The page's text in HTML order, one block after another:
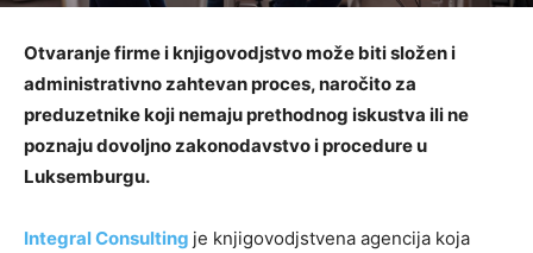
Otvaranje firme i knjigovodjstvo može biti složen i
administrativno zahtevan proces, naročito za
preduzetnike koji nemaju prethodnog iskustva ili ne
poznaju dovoljno zakonodavstvo i procedure u
Luksemburgu.
Integral Consulting je knjigovodjstvena agencija koja